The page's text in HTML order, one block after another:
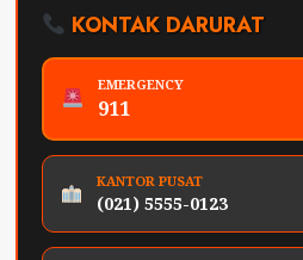
KONTAK DARURAT
EMERGENCY
911
KANTOR PUSAT
(021) 5555-0123